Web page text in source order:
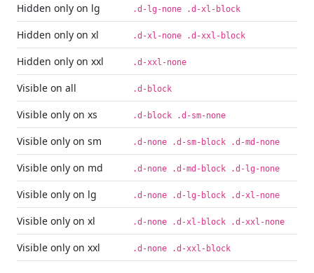
Hidden only on lg .d-lg-none .d-xl-block
Hidden only on xl .d-xl-none .d-xxl-block
Hidden only on xxl .d-xxl-none
Visible on all .d-block
Visible only on xs .d-block .d-sm-none
Visible only on sm .d-none .d-sm-block .d-md-none
Visible only on md .d-none .d-md-block .d-lg-none
Visible only on lg .d-none .d-lg-block .d-xl-none
Visible only on xl .d-none .d-xl-block .d-xxl-none
Visible only on xxl .d-none .d-xxl-block